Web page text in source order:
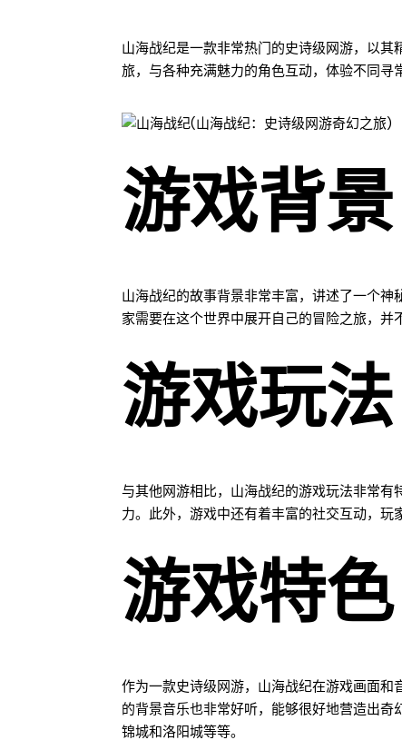
山海战纪是一款非常热门的史诗级网游，以
旅，与各种充满魅力的角色互动，体验不同寻
游戏背景
山海战纪的故事背景非常丰富，讲述了一个
家需要在这个世界中展开自己的冒险之旅，并
游戏玩法
与其他网游相比，山海战纪的游戏玩法非常
力。此外，游戏中还有着丰富的社交互动，玩
游戏特色
作为一款史诗级网游，山海战纪在游戏画面
的背景音乐也非常好听，能够很好地营造出
锦城和洛阳城等等。